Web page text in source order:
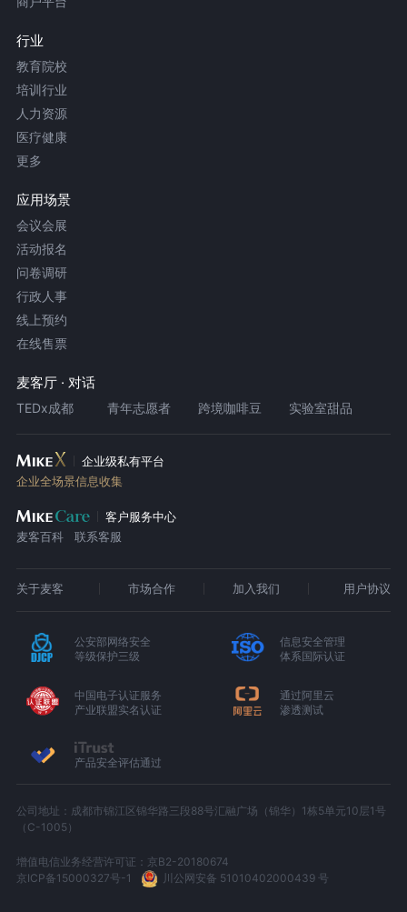
行业
教育院校
培训行业
人力资源
医疗健康
更多
应用场景
会议会展
活动报名
问卷调研
行政人事
线上预约
在线售票
麦客厅 · 对话
TEDx成都 青年志愿者 跨境咖啡豆 实验室甜品
企业级私有平台
企业全场景信息收集
客户服务中心
麦客百科
联系客服
关于麦客 市场合作 加入我们 用户协议
公安部网络安全
等级保护三级
信息安全管理
体系国际认证
中国电子认证服务
产业联盟实名认证
通过阿里云
渗透测试
产品安全评估通过
公司地址：成都市锦江区锦华路三段88号汇融广场（锦华）1栋5单元10层1号
（C-1005）
增值电信业务经营许可证：京B2-20180674
京ICP备15000327号-1
川公网安备 51010402000439 号